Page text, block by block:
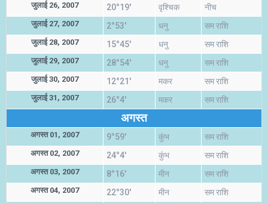
जुलाई 26, 2007 20°19' वृश्चिक नीच
जुलाई 27, 2007 2°53' धनु सम राशि
जुलाई 28, 2007 15°45' धनु सम राशि
जुलाई 29, 2007 28°54' धनु सम राशि
जुलाई 30, 2007 12°21' मकर सम राशि
जुलाई 31, 2007 26°4' मकर सम राशि
अगस्त
अगस्त 01, 2007 9°59' कुंभ सम राशि
अगस्त 02, 2007 24°4' कुंभ सम राशि
अगस्त 03, 2007 8°16' मीन सम राशि
अगस्त 04, 2007 22°30' मीन सम राशि